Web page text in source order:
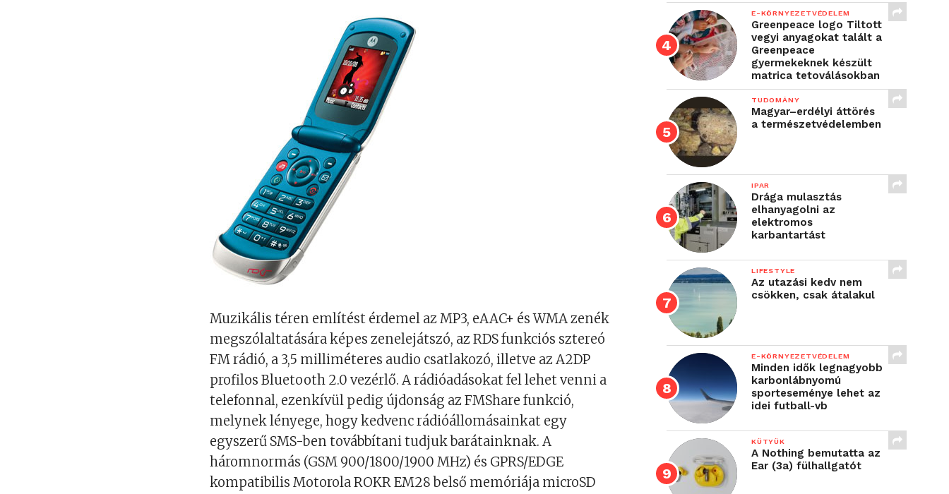
Muzikális téren említést érdemel az MP3, eAAC+ és WMA zenék
megszólaltatására képes zenelejátszó, az RDS funkciós sztereó
FM rádió, a 3,5 milliméteres audio csatlakozó, illetve az A2DP
profilos Bluetooth 2.0 vezérlő. A rádióadásokat fel lehet venni a
telefonnal, ezenkívül pedig újdonság az FMShare funkció,
melynek lényege, hogy kedvenc rádióállomásainkat egy
egyszerű SMS-ben továbbítani tudjuk barátainknak. A
háromnormás (GSM 900/1800/1900 MHz) és GPRS/EDGE
kompatibilis Motorola ROKR EM28 belső memóriája microSD
E-KÖRNYEZETVÉDELEM
Greenpeace logo Tiltott
vegyi anyagokat talált a
Greenpeace
gyermekeknek készült
matrica tetoválásokban
TUDOMÁNY
Magyar–erdélyi áttörés
a természetvédelemben
IPAR
Drága mulasztás
elhanyagolni az
elektromos
karbantartást
LIFESTYLE
Az utazási kedv nem
csökken, csak átalakul
E-KÖRNYEZETVÉDELEM
Minden idők legnagyobb
karbonlábnyomú
sporteseménye lehet az
idei futball-vb
KÜTYÜK
A Nothing bemutatta az
Ear (3a) fülhallgatót